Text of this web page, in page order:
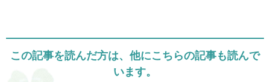
この記事を読んだ方は、他にこちらの記事も読んで
います。